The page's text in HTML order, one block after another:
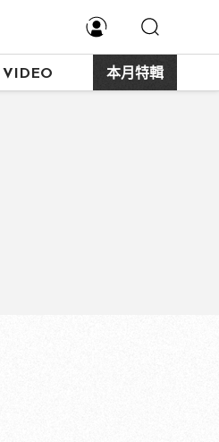
VIDEO 本月特輯